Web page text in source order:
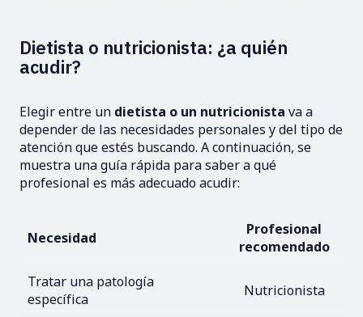
Dietista o nutricionista: ¿a quién
acudir?
Elegir entre un dietista o un nutricionista va a
depender de las necesidades personales y del tipo de
atención que estés buscando. A continuación, se
muestra una guía rápida para saber a qué
profesional es más adecuado acudir:
Necesidad
Profesional
recomendado
Tratar una patología
específica
Nutricionista